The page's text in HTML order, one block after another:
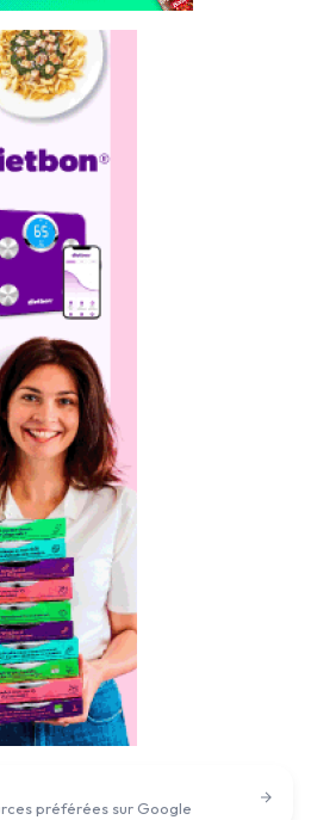
préférées sur Google